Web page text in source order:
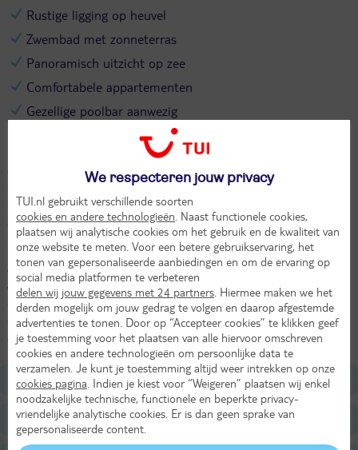
Rustige ligging op heuvel
Zwembad met zonneterras
Panoramisch uitzicht op zee
Comfortabele appartementen
Gezellige poolbar aanwezig
Driades Appartementen ligt in het charmante dorp Piskopiano op
Kreta. Dit kleinschalige complex ligt op een heuvel en trakteert je op
een prachtig uitzicht over de zee en de omgeving. De sfeer is er
heerlijk ontspannen. Met maar een twintigtal appartementen voelt
het er persoonlijk en knus aan. Neem een verfrissende duik in het
zwembad, zoek een lekker plekje op het zonneterras of bestel een
koel drankje bij de poolbar. De appartementen zijn comfortabel
ingericht en hebben een balkon of terras waar je ’s ochtends rustig
wakker wordt met de zon op je gezicht. Binnen een paar minuten
wandel je naar het gezellige centrum van Piskopiano, vol knusse
tavernes en leuke winkeltjes. En wil je naar het strand?
Chersonissos ligt vlakbij. Driades Apartments is dé plek voor een
ontspannen vakantie met een vleugje Griekse charme.
Ligging
Faciliteiten
We respecteren jouw privacy
TUI.nl gebruikt verschillende soorten
cookies en andere technologieën . Naast functionele cookies,
plaatsen wij analytische cookies om het gebruik en de kwaliteit van
onze website te meten. Voor een betere gebruikservaring, het
tonen van gepersonaliseerde aanbiedingen en om de ervaring op
social media platformen te verbeteren
delen wij jouw gegevens met 24 partners . Hiermee maken we het
derden mogelijk om jouw gedrag te volgen en daarop afgestemde
advertenties te tonen. Door op “Accepteer cookies” te klikken geef
je toestemming voor het plaatsen van alle hiervoor omschreven
cookies en andere technologieën om persoonlijke data te
verzamelen. Je kunt je toestemming altijd weer intrekken op onze
cookies pagina . Indien je kiest voor “Weigeren” plaatsen wij enkel
noodzakelijke technische, functionele en beperkte privacy-
vriendelijke analytische cookies. Er is dan geen sprake van
gepersonaliseerde content.